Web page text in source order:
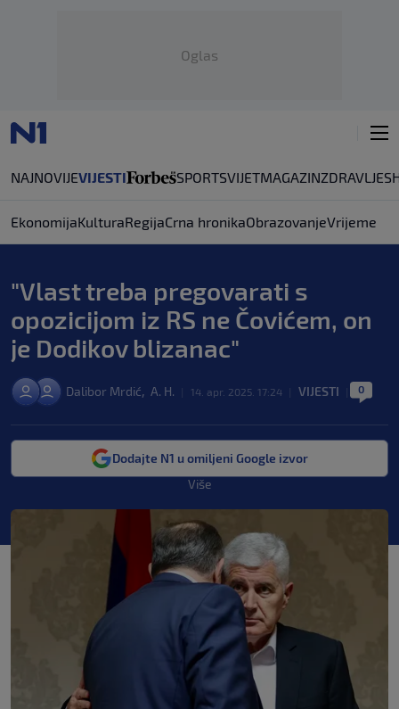
Oglas
NAJNOVIJEVIJESTI SPORTSVIJETMAGAZINZDRAVLJE
EkonomijaKulturaRegijaCrna hronikaObrazovanjeVrijeme
"Vlast treba pregovarati s
opozicijom iz RS ne Čovićem, on
je Dodikov blizanac"
Dalibor Mrdić, A. H. 14. apr. 2025. 17:24 VIJESTI 0
Dodajte N1 u omiljeni Google izvor
Više